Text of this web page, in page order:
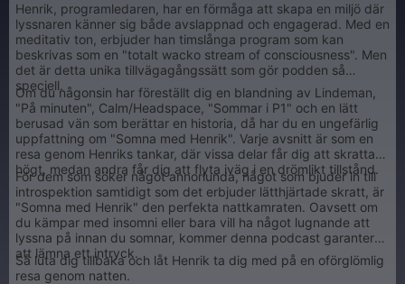
Henrik, programledaren, har en förmåga att skapa en miljö där
lyssnaren känner sig både avslappnad och engagerad. Med en
meditativ ton, erbjuder han timslånga program som kan
beskrivas som en "totalt wacko stream of consciousness". Men
det är detta unika tillvägagångssätt som gör podden så
speciell.
Om du någonsin har föreställt dig en blandning av Lindeman,
"På minuten", Calm/Headspace, "Sommar i P1" och en lätt
berusad vän som berättar en historia, då har du en ungefärlig
uppfattning om "Somna med Henrik". Varje avsnitt är som en
resa genom Henriks tankar, där vissa delar får dig att skratta
högt, medan andra får dig att flyta iväg i en drömlikt tillstånd.
För dem som söker något annorlunda, något som bjuder in till
introspektion samtidigt som det erbjuder lätthjärtade skratt, är
"Somna med Henrik" den perfekta nattkamraten. Oavsett om
du kämpar med insomni eller bara vill ha något lugnande att
lyssna på innan du somnar, kommer denna podcast garanterat
att lämna ett intryck.
Så luta dig tillbaka och låt Henrik ta dig med på en oförglömlig
resa genom natten.